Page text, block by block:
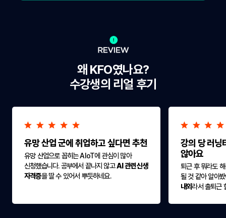
왜 KFO였나요?
수강생의 리얼 후기
유망 산업 군에 취업하고 싶다면 추천
유망 산업으로 꼽히는 AIoT에 관심이 많아
신청했습니다. 공부에서 끝나지 않고AI 관련 신생
자격증을 딸 수 있어서 뿌듯하네요.
강의 당 러닝
않아요
퇴근 후 뭐라도
될 것 같아 알아
내외라서 출퇴근